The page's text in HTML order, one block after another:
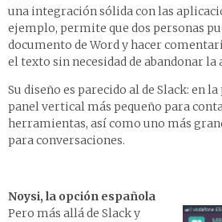
una integración sólida con las
ejemplo, permite que dos personas
documento de Word y hacer
el texto sin necesidad de abandonar la
Su diseño es parecido al de Slack: en
panel vertical más pequeño para
herramientas, así como uno más
para conversaciones.
Noysi, la opción española
Pero más allá de Slack y